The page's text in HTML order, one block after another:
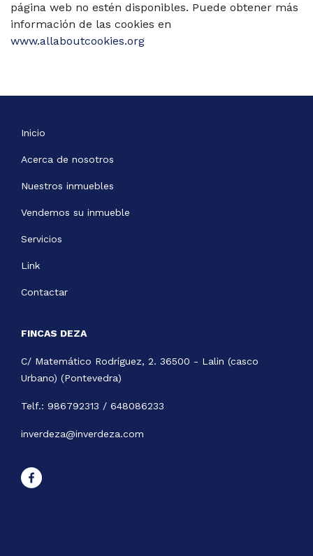
página web no estén disponibles. Puede obtener más
información de las cookies en
www.allaboutcookies.org
Inicio
Acerca de nosotros
Nuestros inmuebles
Vendemos su inmueble
Servicios
Link
Contactar
FINCAS DEZA
C/ Matemático Rodríguez, 2. 36500 - Lalin (casco
Urbano) (Pontevedra)
Telf.: 986792313 / 648086233
inverdeza@inverdeza.com